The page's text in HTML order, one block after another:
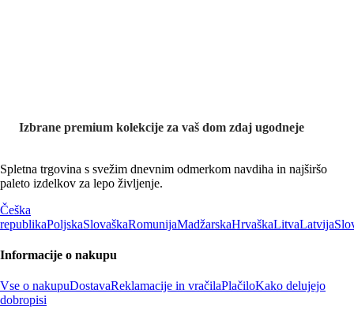
Izbrane premium kolekcije za vaš dom zdaj ugodneje
Spletna trgovina s svežim dnevnim odmerkom navdiha in najširšo
paleto izdelkov za lepo življenje.
Češka
republikaPoljskaSlovaškaRomunijaMadžarskaHrvaškaLitvaLatvija
Informacije o nakupu
Vse o nakupuDostavaReklamacije in vračilaPlačiloKako delujejo
dobropisi